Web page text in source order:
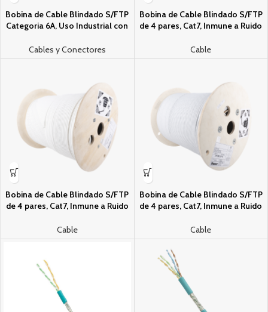
Bobina de Cable Blindado S/FTP
Categori­a 6A, Uso Industrial con
Abrasion, Multifilar (Flexible),
Color Azul Cerceta, Bobina de
Cables y Conectores
Bobina de Cable Blindado S/FTP
de 4 pares, Cat7, Inmune a Ruido
humo, Cero Halogenos), Color
Azul, Bobina de 500 m
Cable
Bobina de Cable Blindado S/FTP
de 4 pares, Cat7, Inmune a Ruido
humo, Cero Halogenos), Color
Blanco, Bobina de 500 m
Cable
Bobina de Cable Blindado S/FTP
de 4 pares, Cat7, Inmune a Ruido
humo, Cero Halogenos), Color
Gris, Bobina de 500 m
Cable